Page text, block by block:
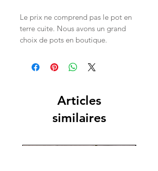
Le prix ne comprend pas le pot en
terre cuite. Nous avons un grand
choix de pots en boutique.
Articles
similaires